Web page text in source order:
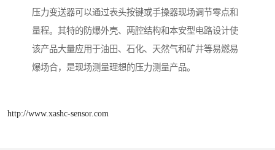
压力变送器可以通过表头按键或手操器现场调节零点和
量程。其特的防爆外壳、两腔结构和本安型电路设计使
该产品大量应用于油田、石化、天然气和矿井等易燃易
爆场合，是现场测量理想的压力测量产品。
http://www.xashc-sensor.com